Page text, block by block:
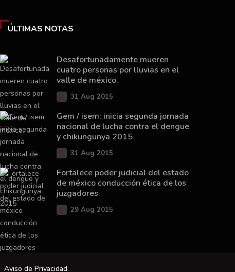
ÚLTIMAS NOTAS
Desafortunadamente mueren
cuatro personas por lluvias en el
valle de méxico.
31 Aug 2015
Gem / isem: inicia segunda jornada
nacional de lucha contra el dengue
y chikungunya 2015
31 Aug 2015
Fortalece poder judicial del estado
de méxico conducción ética de los
juzgadores
29 Aug 2015
Aviso de Privacidad.